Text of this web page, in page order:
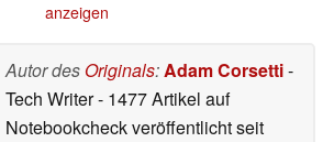
anzeigen
Autor des Originals:Adam Corsetti-
Tech Writer- 1477 Artikel auf
Notebookcheck veröffentlichtseit